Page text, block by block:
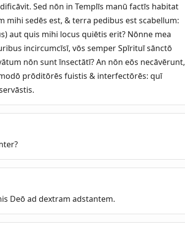
Sed nōn in Templīs manū factīs habitat
mihi sedēs est, & terra pedibus est scabellum:
aut quis mihi locus quiētis erit? Nōnne mea
incircumcīsī, vōs semper Spīrituī sānctō
nōn sunt īnsectātī? An nōn eōs necāvērunt,
prōditōrēs fuistis & interfectōrēs: quī
Deō ad dextram adstantem.